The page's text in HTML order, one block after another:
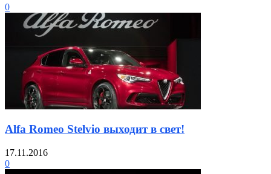
0
Alfa Romeo Stelvio выходит в свет!
17.11.2016
0